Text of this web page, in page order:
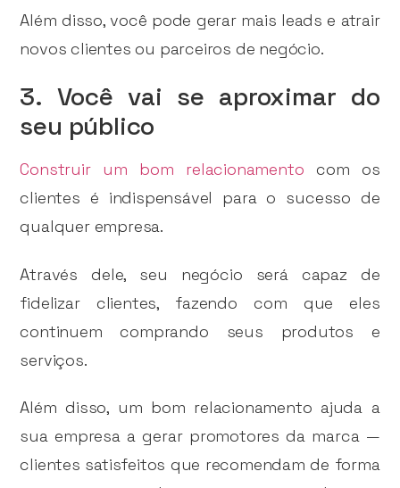
Além disso, você pode gerar mais leads e atrair
novos clientes ou parceiros de negócio.
3. Você vai se aproximar do
seu público
Construir um bom relacionamento com os
clientes é indispensável para o sucesso de
qualquer empresa.
Através dele, seu negócio será capaz de
fidelizar clientes, fazendo com que eles
continuem comprando seus produtos e
serviços.
Além disso, um bom relacionamento ajuda a
sua empresa a gerar promotores da marca —
clientes satisfeitos que recomendam de forma